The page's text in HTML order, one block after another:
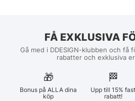
FÅ EXKLUSIVA
Gå med i DDESIGN-klubben och få
rabatter och exklusiva
🎁
Bonus på ALLA dina
köp
🏁︎
Upp till 15% fast
rabatt!